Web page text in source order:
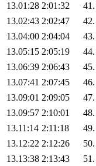
13.01:28 2:01:32 41.
13.02:43 2:02:47 42.
13.04:00 2:04:04 43.
13.05:15 2:05:19 44.
13.06:39 2:06:43 45.
13.07:41 2:07:45 46.
13.09:01 2:09:05 47.
13.09:57 2:10:01 48.
13.11:14 2:11:18 49.
13.12:22 2:12:26 50.
13.13:38 2:13:43 51.